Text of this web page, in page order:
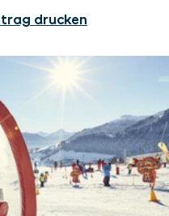
Ticket- &
Gutscheinshop
drucken